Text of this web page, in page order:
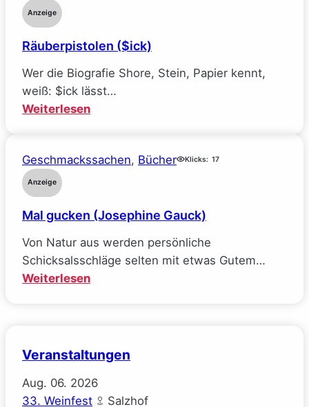
wie
alle
meine
Ideale
(Sarah
Anzeige
Räuberpistolen ($ick)
Wer die Biografie Shore, Stein, Papier kennt,
weiß: $ick lässt…
Weiterlesen:
Geschmackssachen, Bücher Klicks: 17
Anzeige
Mal gucken (Josephine Gauck)
Von Natur aus werden persönliche
Schicksalsschläge selten mit etwas Gutem…
Weiterlesen:
Gauck)
Veranstaltungen
Aug. 06. 2026
33. Weinfest
Salzhof